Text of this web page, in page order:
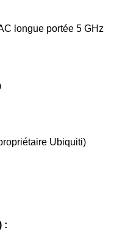
longue portée 5 GHz
Ubiquiti)
: